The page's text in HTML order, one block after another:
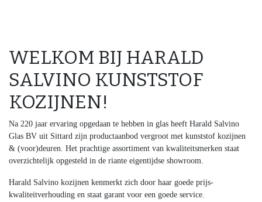
WELKOM BIJ HARALD
SALVINO KUNSTSTOF
KOZIJNEN!
Na 220 jaar ervaring opgedaan te hebben in glas heeft Harald Salvino
Glas BV uit Sittard zijn productaanbod vergroot met kunststof kozijnen
& (voor)deuren. Het prachtige assortiment van kwaliteitsmerken staat
overzichtelijk opgesteld in de riante eigentijdse showroom.
Harald Salvino kozijnen kenmerkt zich door haar goede prijs-
kwaliteitverhouding en staat garant voor een goede service.